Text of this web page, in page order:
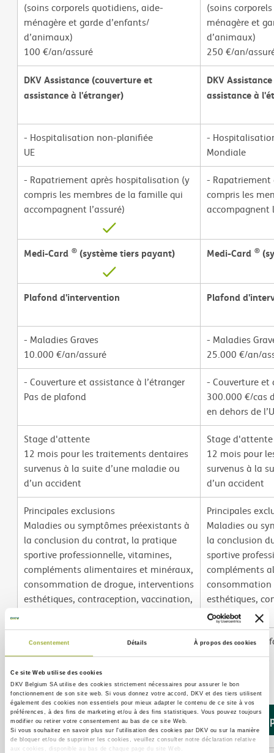
Consentement Détails À propos des cookies
Ce site Web utilise des cookies
DKV Belgium SA utilise des cookies strictement nécessaires pour assurer le bon
fonctionnement de son site web. Si vous donnez votre accord, DKV et des tiers utilisent
également descookies non essentiels pour mieux adapter le contenu de ce site à vos
préférences, à des fins de marketing et/ou à des fins statistiques. Vous pouvez toujours
modifier ou retirer votre consentement au bas de ce site Web.
Si vous souhaitez en savoir plus sur l'utilisation des cookies par DKV ou sur la manière
de bloquer et/ou de supprimer les cookies, veuillez consulter notre déclaration relative
aux cookies, disponible au bas de chaque page du site Web.
(soins corporels quotidiens, aide-
ménagère et garde d’enfants/
d’animaux)
100 €/an/assuré
DKV Assistance (couverture et
assistance à l'étranger)
- Hospitalisation non-planifiée
UE
- Rapatriement après hospitalisation (y
compris les membres de la famille qui
accompagnent l’assuré)
Medi-Card ® (système tiers payant)
Plafond d'intervention
- Maladies Graves
10.000 €/an/assuré
- Couverture et assistance à l’étranger
Pas de plafond
Stage d'attente
12 mois pour les traitements dentaires
survenus à la suite d’une maladie ou
d’un accident
Principales exclusions
Maladies ou symptômes préexistants à
la conclusion du contrat, la pratique
sportive professionnelle, vitamines,
compléments alimentaires et minéraux,
consommation de drogue, interventions
esthétiques, contraception, vaccination,
Document d'information produit (IPID)
En savoir plus
(soins
ménagère et
d’animaux)
250 €/an/
DKV
assistance à
-
Mondiale
-
compris les
accompagnent
Medi-Card ®
Plafond
- Maladies
25.000 €/an/
- Couverture et
300.000 €/cas
en dehors de
Stage d'attente
12 mois pour
survenus à la
d’un accident
Principales
Maladies ou
la conclusion
sportive
compléments
consommation
esthétiques,
stérilisation.
Document
En savoir